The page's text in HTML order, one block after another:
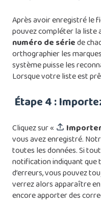
Après avoir enregistré le
pouvez compléter la liste
numéro de sériede
orthographier les
système puisse les
Lorsque votre liste est
Étape 4 :
Cliquez sur «
vous avez enregistré.
toutes les données. Si
notification indiquant que
d’erreurs, vous pouvez
verrez alors apparaître
encore apporter des